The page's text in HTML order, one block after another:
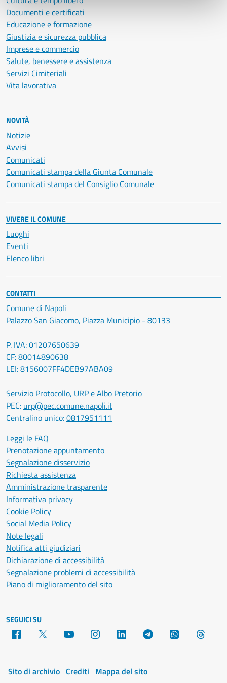
Documenti e certificati
Educazione e formazione
Giustizia e sicurezza pubblica
Imprese e commercio
Salute, benessere e assistenza
Servizi Cimiteriali
Vita lavorativa
NOVITÀ
Notizie
Avvisi
Comunicati
Comunicati stampa della Giunta Comunale
Comunicati stampa del Consiglio Comunale
VIVERE IL COMUNE
Luoghi
Eventi
Elenco libri
CONTATTI
Comune di Napoli
Palazzo San Giacomo, Piazza Municipio - 80133
P. IVA: 01207650639
CF: 80014890638
LEI: 8156007FF4DEB97ABA09
Servizio Protocollo, URP e Albo Pretorio
PEC: urp@pec.comune.napoli.it
Centralino unico:0817951111
Leggi le FAQ
Prenotazione appuntamento
Segnalazione disservizio
Richiesta assistenza
Amministrazione trasparente
Informativa privacy
Cookie Policy
Social Media Policy
Note legali
Notifica atti giudiziari
Dichiarazione di accessibilità
Segnalazione problemi di accessibilità
Piano di miglioramento del sito
SEGUICI SU
Facebook YouTube Instagram LinkedIn Telegram WhatsApp
Sito di archivio Crediti Mappa del sito